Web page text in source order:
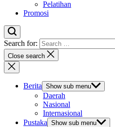
Pelatihan
Promosi
Search for:
Close search
Berita Show sub menu
Daerah
Nasional
Internasional
Pustaka Show sub menu